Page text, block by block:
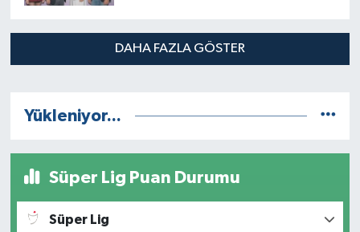
DAHA FAZLA GÖSTER
Yükleniyor...
Süper Lig Puan Durumu
Süper Lig